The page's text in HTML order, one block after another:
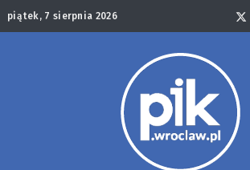
piątek, 7 sierpnia 2026